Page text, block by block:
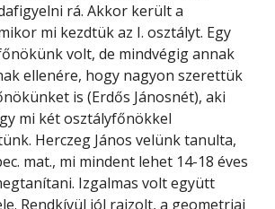
rá. Akkor került a
mi kezdtük az I. osztályt. Egy
volt, de mindvégig annak
ellenére, hogy nagyon szerettük
is (Erdős Jánosnét), aki
mi két osztályfőnökkel
Herczeg János velünk tanulta,
mat., mi mindent lehet 14-18 éves
Izgalmas volt együtt
Rendkívül jól rajzolt, a geometriai